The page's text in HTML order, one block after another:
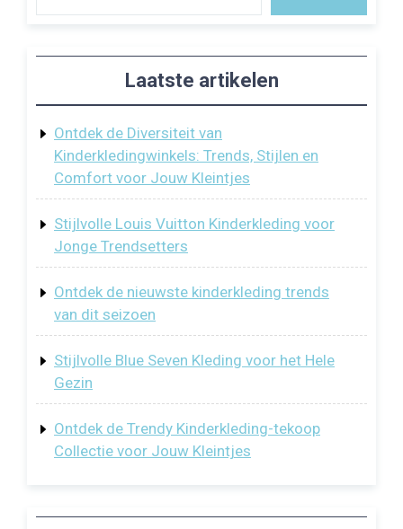
Laatste artikelen
Ontdek de Diversiteit van
Kinderkledingwinkels: Trends, Stijlen en
Comfort voor Jouw Kleintjes
Stijlvolle Louis Vuitton Kinderkleding voor
Jonge Trendsetters
Ontdek de nieuwste kinderkleding trends
van dit seizoen
Stijlvolle Blue Seven Kleding voor het Hele
Gezin
Ontdek de Trendy Kinderkleding-tekoop
Collectie voor Jouw Kleintjes